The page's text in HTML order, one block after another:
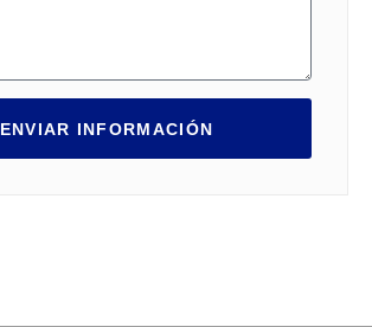
ENVIAR INFORMACIÓN